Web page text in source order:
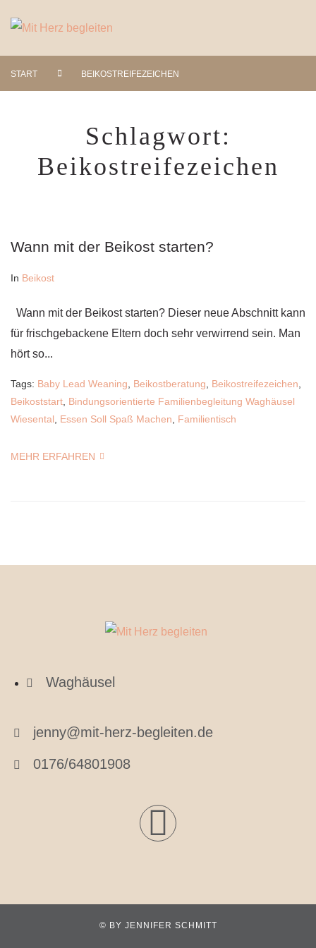
START BEIKOSTREIFEZEICHEN
Schlagwort:
Beikostreifezeichen
Wann mit der Beikost starten?
In Beikost
Wann mit der Beikost starten? Dieser neue Abschnitt kann
für frischgebackene Eltern doch sehr verwirrend sein. Man
hört so...
Tags: Baby Lead Weaning Beikostberatung Beikostreifezeichen
Beikoststart Bindungsorientierte Familienbegleitung Waghäusel
Wiesental
Essen Soll Spaß Machen Familientisch
MEHR ERFAHREN
Waghäusel
jenny@mit-herz-begleiten.de
0176/64801908
© BY JENNIFER SCHMITT